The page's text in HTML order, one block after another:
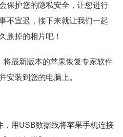
保护您的隐私安全，让您进行
不宜迟，接下来就让我们一起
删掉的相片吧！
将最新版本的苹果恢复专家软件
安装到您的电脑上。
，用USB数据线将苹果手机连接